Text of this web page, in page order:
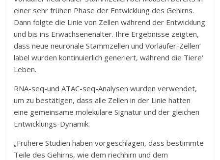
einer sehr frühen Phase der Entwicklung des Gehirns.
Dann folgte die Linie von Zellen während der Entwicklung
und bis ins Erwachsenenalter. Ihre Ergebnisse zeigten,
dass neue neuronale Stammzellen und Vorläufer-Zellen‘
label wurden kontinuierlich generiert, während die Tiere‘
Leben.
RNA-seq-und ATAC-seq-Analysen wurden verwendet,
um zu bestätigen, dass alle Zellen in der Linie hatten
eine gemeinsame molekulare Signatur und der gleichen
Entwicklungs-Dynamik.
„Frühere Studien haben vorgeschlagen, dass bestimmte
Teile des Gehirns, wie dem riechhirn und dem